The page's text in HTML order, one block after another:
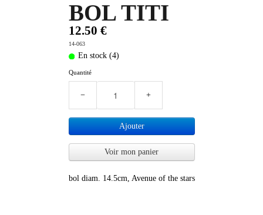
BOL TITI
12.50 €
14-063
En stock (4)
Quantité
− +
Ajouter
Voir mon panier
bol diam. 14.5cm, Avenue of the stars